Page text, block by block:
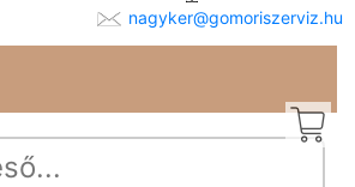
nagyker@gomoriszerviz.hu